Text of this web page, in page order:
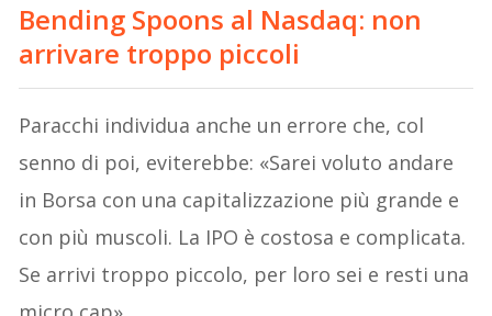
Bending Spoons al Nasdaq: non
arrivare troppo piccoli
Paracchi individua anche un errore che, col
senno di poi, eviterebbe: «Sarei voluto andare
in Borsa con una capitalizzazione più grande e
con più muscoli. La IPO è costosa e complicata.
Se arrivi troppo piccolo, per loro sei e resti una